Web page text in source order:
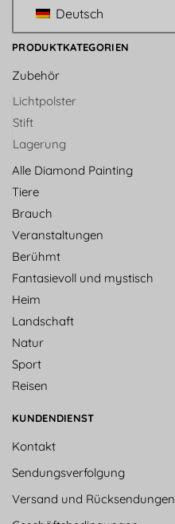
Deutsch
PRODUKTKATEGORIEN
Zubehör
Lichtpolster
Stift
Lagerung
Alle Diamond Painting
Tiere
Brauch
Veranstaltungen
Berühmt
Fantasievoll und mystisch
Heim
Landschaft
Natur
Sport
Reisen
KUNDENDIENST
Kontakt
Sendungsverfolgung
Versand und Rücksendungen